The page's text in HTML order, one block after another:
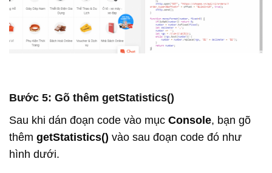
Bước 5: Gõ thêm getStatistics()
Sau khi dán đoạn code vào mục Console, bạn gõ
thêm getStatistics() vào sau đoạn code đó như
hình dưới.